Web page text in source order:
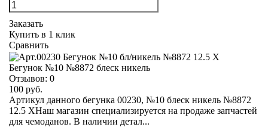
Заказать
Купить в 1 клик
Сравнить
Бегунок №10 №8872 блеск никель
Отзывов: 0
100 руб.
Артикул данного бегунка 00230, №10 блеск никель №8872
12.5 XНаш магазин специализируется на продаже запчастей
для чемоданов. В наличии детал...